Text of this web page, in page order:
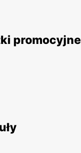
promocyjne